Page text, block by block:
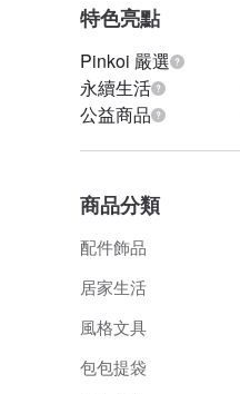
特色亮點
Pinkoi 嚴選
永續生活
公益商品
商品分類
配件飾品
居家生活
風格文具
包包提袋